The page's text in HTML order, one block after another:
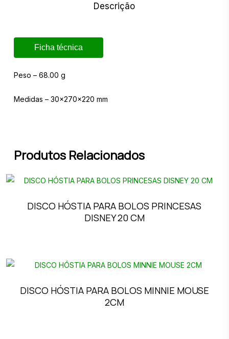
Descrição
Ficha técnica
Peso – 68.00 g
Medidas – 30x270x220 mm
Produtos Relacionados
DISCO HÓSTIA PARA BOLOS PRINCESAS
DISNEY 20 CM
DISCO HÓSTIA PARA BOLOS MINNIE MOUSE
2CM